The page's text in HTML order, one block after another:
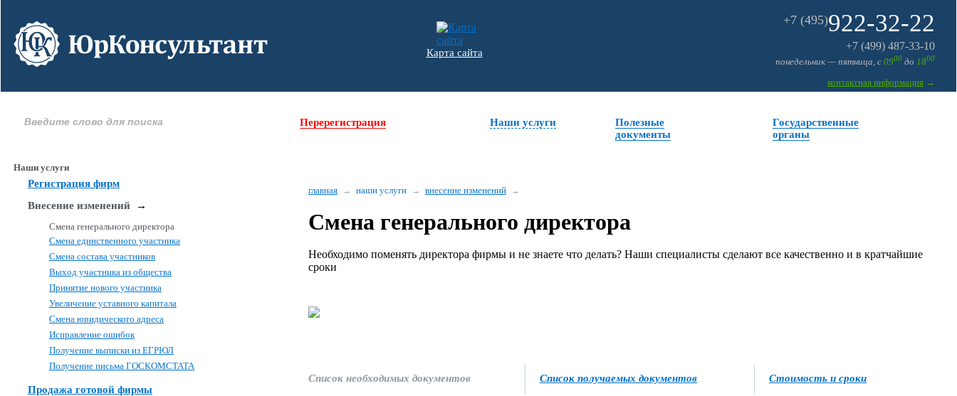
Карта сайта
+7 (495)922-32-22
+7 (499) 487-33-10
понедельник — пятница, с 0900 до 1800
контактная информация →
Наши услуги
Регистрация фирм
Внесение изменений
→
Смена генерального директора
Смена единственного участника
Смена состава участников
Выход участника из общества
Принятие нового участника
Увеличение уставного капитала
Смена юридического адреса
Исправление ошибок
Получение выписки из ЕГРЮЛ
Получение письма ГОСКОМСТАТА
Продажа готовой фирмы
Перерегистрация Наши услуги
Полезные
документы
Государственные
органы
главная → наши услуги → внесение изменений →
Смена генерального директора
Необходимо поменять директора фирмы и не знаете что делать? Наши специалисты сделают все качественно и в кратчайшие
сроки
Список необходимых документов Список получаемых документов Стоимость и сроки